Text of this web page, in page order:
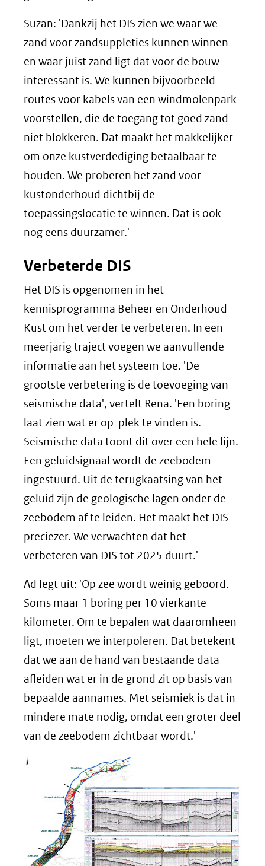
Suzan: 'Dankzij het DIS zien we waar we
zand voor zandsuppleties kunnen winnen
en waar juist zand ligt dat voor de bouw
interessant is. We kunnen bijvoorbeeld
routes voor kabels van een windmolenpark
voorstellen, die de toegang tot goed zand
niet blokkeren. Dat maakt het makkelijker
om onze kustverdediging betaalbaar te
houden. We proberen het zand voor
kustonderhoud dichtbij de
toepassingslocatie te winnen. Dat is ook
nog eens duurzamer.'
Verbeterde DIS
Het DIS is opgenomen in het
kennisprogramma Beheer en Onderhoud
Kust om het verder te verbeteren. In een
meerjarig traject voegen we aanvullende
informatie aan het systeem toe. 'De
grootste verbetering is de toevoeging van
seismische data', vertelt Rena. 'Een boring
laat zien wat er op plek te vinden is.
Seismische data toont dit over een hele lijn.
Een geluidsignaal wordt de zeebodem
ingestuurd. Uit de terugkaatsing van het
geluid zijn de geologische lagen onder de
zeebodem af te leiden. Het maakt het DIS
preciezer. We verwachten dat het
verbeteren van DIS tot 2025 duurt.'
Ad legt uit: 'Op zee wordt weinig geboord.
Soms maar 1 boring per 10 vierkante
kilometer. Om te bepalen wat daaromheen
ligt, moeten we interpoleren. Dat betekent
dat we aan de hand van bestaande data
afleiden wat er in de grond zit op basis van
bepaalde aannames. Met seismiek is dat in
mindere mate nodig, omdat een groter deel
van de zeebodem zichtbaar wordt.'